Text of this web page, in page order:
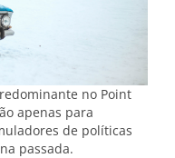
no Point
apenas para
de políticas
passada.